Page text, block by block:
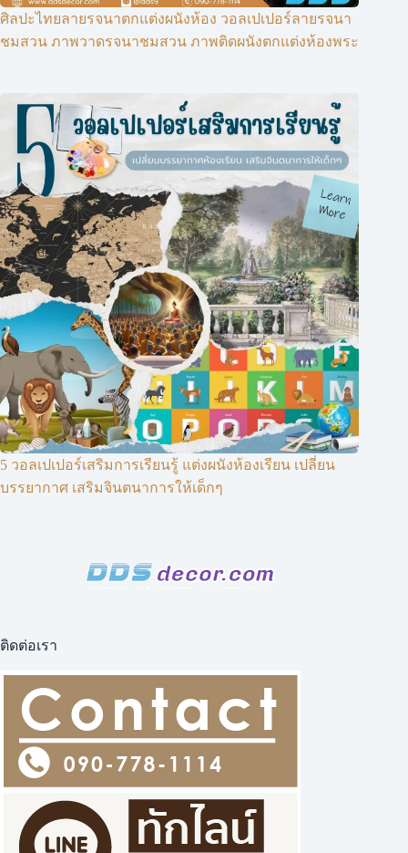
ศิลปะไทยลายรจนาตกแต่งผนังห้อง วอลเปเปอร์ลายรจนา
ชมสวน ภาพวาดรจนาชมสวน ภาพติดผนังตกแต่งห้องพระ
5 วอลเปเปอร์เสริมการเรียนรู้ แต่งผนังห้องเรียน เปลี่ยน
บรรยากาศ เสริมจินตนาการให้เด็กๆ
ติดต่อเรา